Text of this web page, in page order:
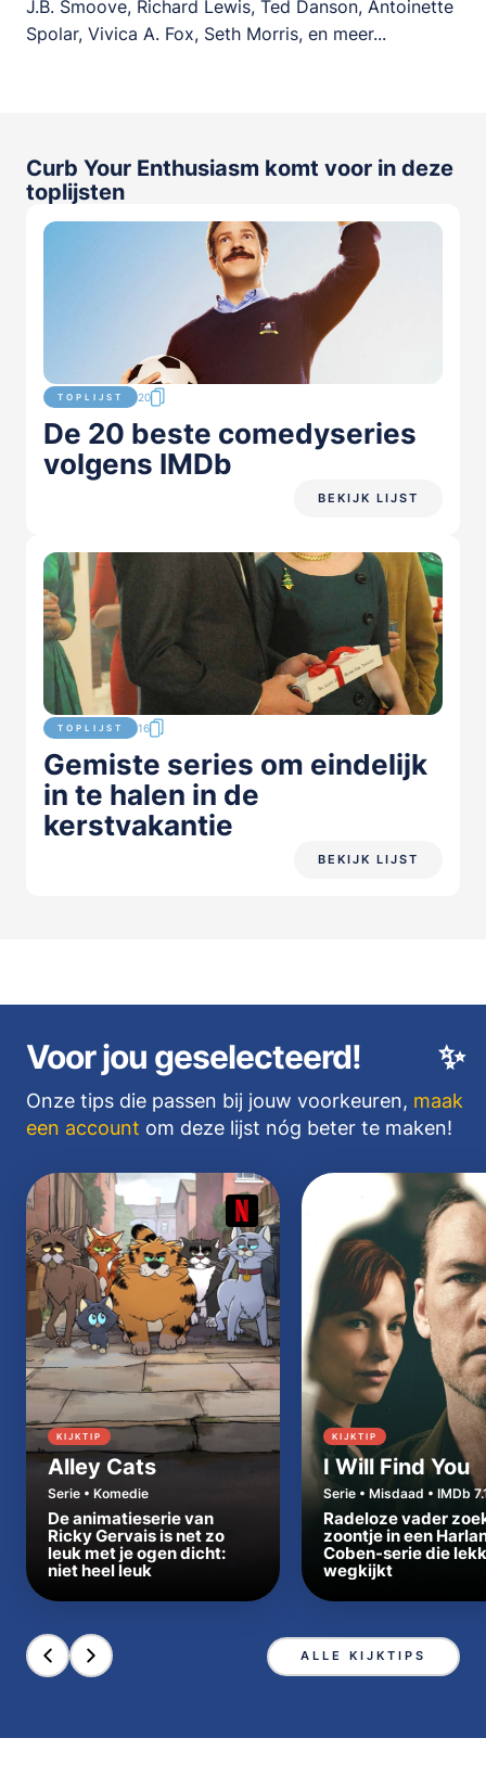
J.B. Smoove, Richard Lewis, Ted Danson, Antoinette
Spolar, Vivica A. Fox, Seth Morris, en meer...
Curb Your Enthusiasm komt voor in deze
toplijsten
TOPLIJST 20
De 20 beste comedyseries
volgens IMDb
BEKIJK LIJST
TOPLIJST 16
Gemiste series om eindelijk
in te halen in de
kerstvakantie
BEKIJK LIJST
✨
Voor jou geselecteerd!
Onze tips die passen bij jouw voorkeuren, maak
een account om deze lijst nóg beter te maken!
KIJKTIP
Alley Cats
Serie • Komedie
De animatieserie van
Ricky Gervais is net zo
leuk met je ogen dicht:
niet heel leuk
KIJKTIP
I Will Find You
Serie • Misdaad • IMDb
Radeloze vader
zoontje in een
Coben-serie die
wegkijkt
ALLE KIJKTIPS